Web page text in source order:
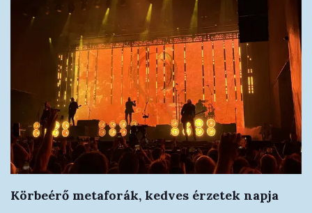
Körbeérő metaforák, kedves érzetek napja